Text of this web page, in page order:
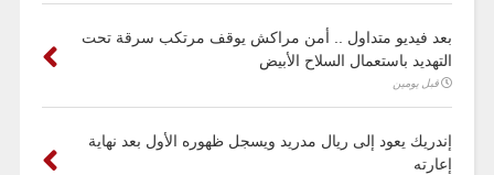
بعد فيديو متداول .. أمن مراكش يوقف مرتكب سرقة تحت
التهديد باستعمال السلاح الأبيض
قبل يومين
إندريك يعود إلى ريال مدريد ويسجل ظهوره الأول بعد نهاية
إعارته